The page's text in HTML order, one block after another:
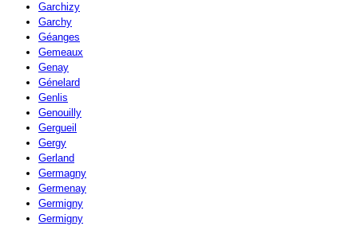
Garchizy
Garchy
Géanges
Gemeaux
Genay
Génelard
Genlis
Genouilly
Gergueil
Gergy
Gerland
Germagny
Germenay
Germigny
Germigny